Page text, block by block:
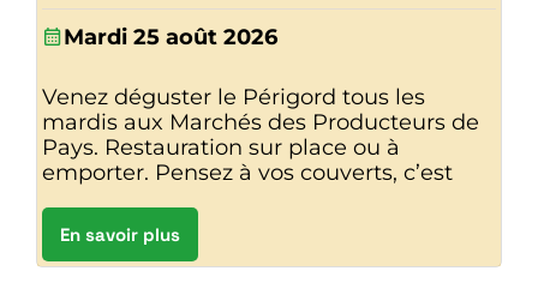
Mardi 25 août 2026
Venez déguster le Périgord tous les
mardis aux Marchés des Producteurs de
Pays. Restauration sur place ou à
emporter. Pensez à vos couverts, c’est
En savoir plus